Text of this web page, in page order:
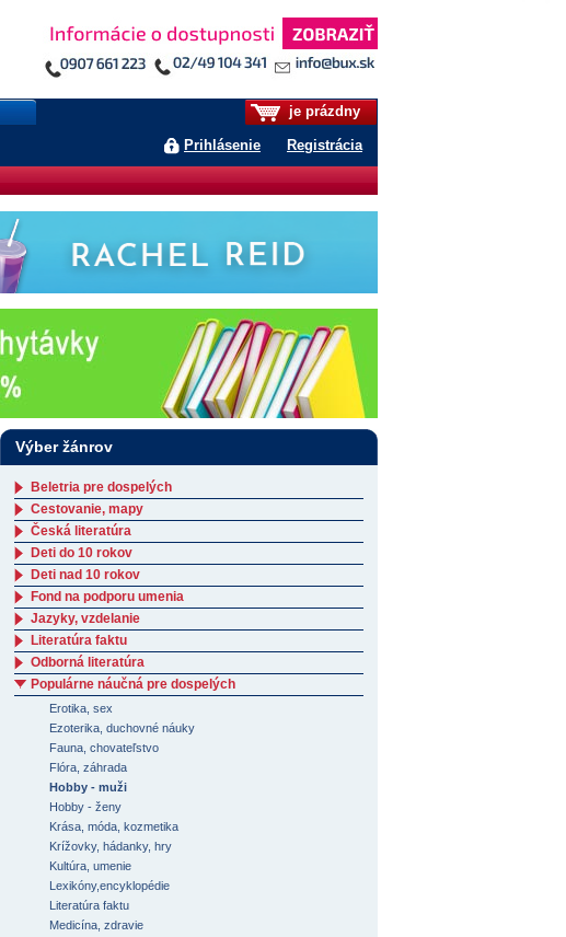
je prázdny
Prihlásenie Registrácia
Výber žánrov
Beletria pre dospelých
Cestovanie, mapy
Česká literatúra
Deti do 10 rokov
Deti nad 10 rokov
Fond na podporu umenia
Jazyky, vzdelanie
Literatúra faktu
Odborná literatúra
Populárne náučná pre dospelých
Erotika, sex
Ezoterika, duchovné náuky
Fauna, chovateľstvo
Flóra, záhrada
Hobby - muži
Hobby - ženy
Krása, móda, kozmetika
Krížovky, hádanky, hry
Kultúra, umenie
Lexikóny,encyklopédie
Literatúra faktu
Medicína, zdravie